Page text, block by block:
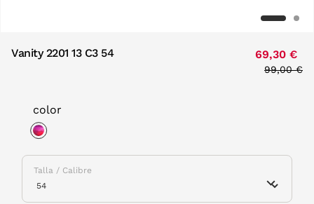
Vanity 2201 13 C3 54 69,30 €
Price
99,00 €
color
Talla / Calibre